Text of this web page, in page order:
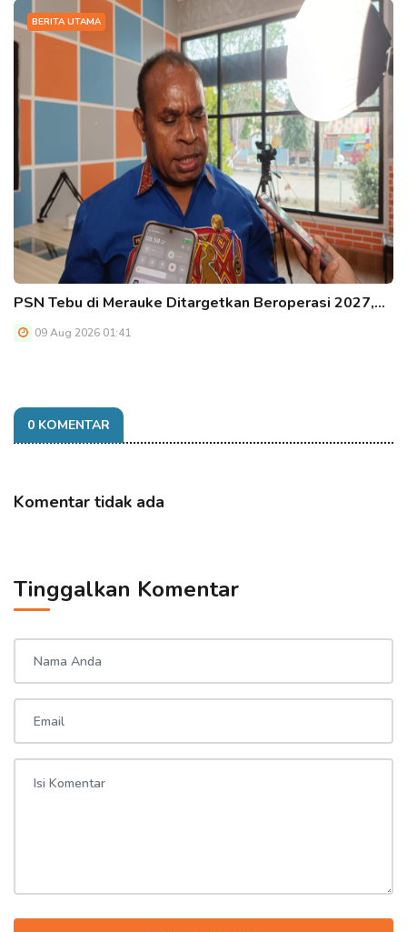
BERITA UTAMA
PSN Tebu di Merauke Ditargetkan Beroperasi 2027,…
09 Aug 2026 01:41
0 KOMENTAR
Komentar tidak ada
Tinggalkan Komentar